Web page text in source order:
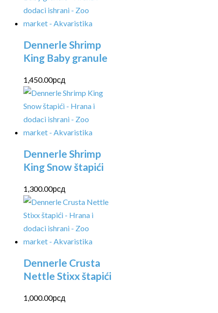
Dennerle Shrimp
King Baby granule
1,450.00рсд
Dennerle Shrimp
King Snow štapići
1,300.00рсд
Dennerle Crusta
Nettle Stixx štapići
1,000.00рсд